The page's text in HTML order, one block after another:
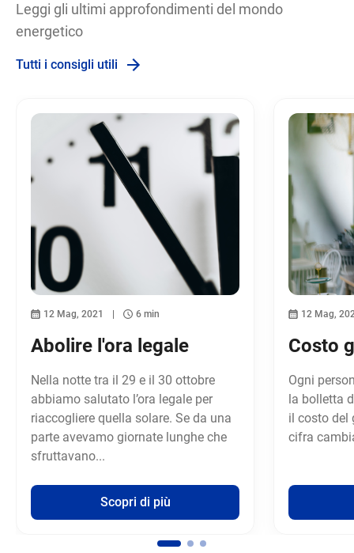
Leggi gli ultimi approfondimenti del mondo
energetico
Tutti i consigli utili
12 Mag, 2021 6 min
Abolire l'ora legale
Nella notte tra il 29 e il 30 ottobre
abbiamo salutato l’ora legale per
riaccogliere quella solare. Se da una
parte avevamo giornate lunghe che
sfruttavano...
Scopri di più
12 Mag,
Costo
Ogni
la bolletta
il costo del
cifra